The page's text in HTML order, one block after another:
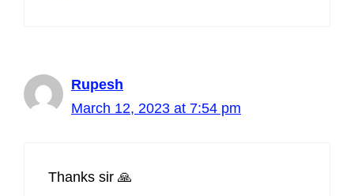
Rupesh
March 12, 2023 at 7:54 pm
Thanks sir 🙏